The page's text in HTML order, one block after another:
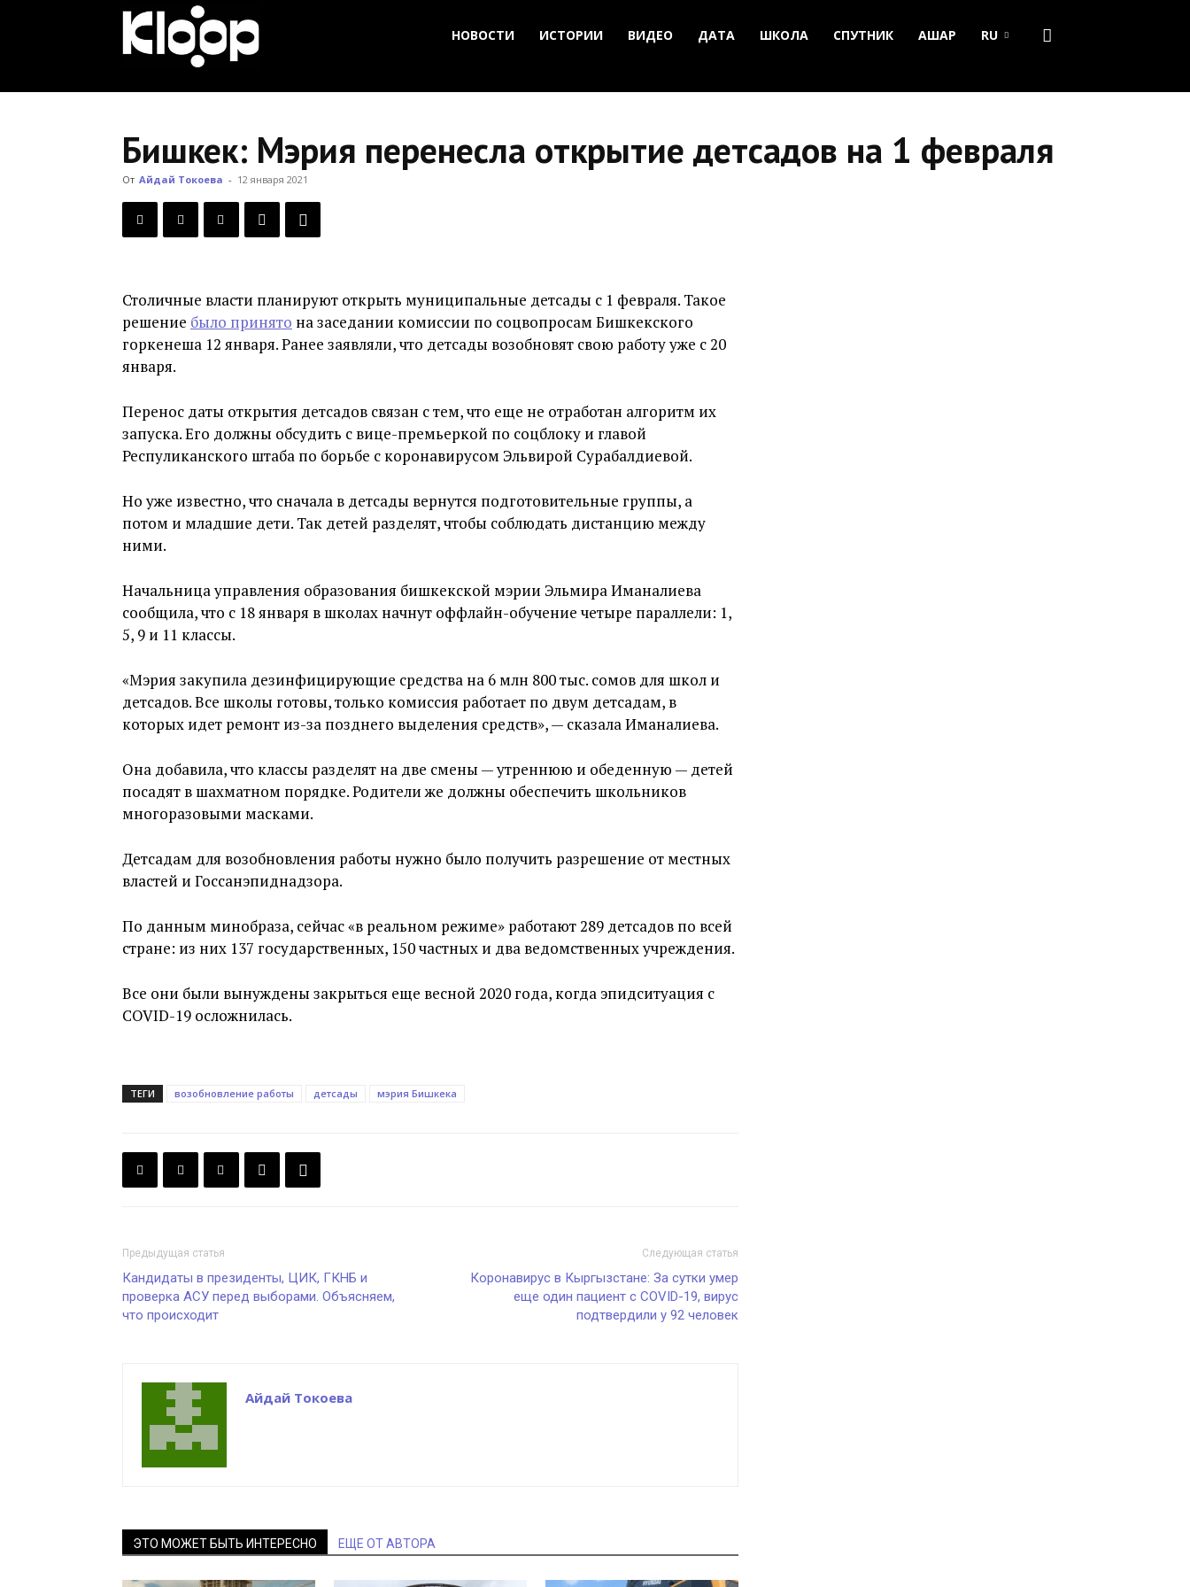
Новости
НОВОСТИ ИСТОРИИ ВИДЕО ДАТА ШКОЛА СПУТНИК АШАР RU
Бишкек: Мэрия перенесла открытие детсадов на 1 февраля
От Айдай Токоева - 12 января 2021
Столичные власти планируют открыть муниципальные детсады с 1 февраля. Такое
решение было принято на заседании комиссии по соцвопросам Бишкекского
горкенеша 12 января. Ранее заявляли, что детсады возобновят свою работу уже с 20
января.
Перенос даты открытия детсадов связан с тем, что еще не отработан алгоритм их
запуска. Его должны обсудить с вице-премьеркой по соцблоку и главой
Респуликанского штаба по борьбе с коронавирусом Эльвирой Сурабалдиевой.
Но уже известно, что сначала в детсады вернутся подготовительные группы, а
потом и младшие дети. Так детей разделят, чтобы соблюдать дистанцию между
ними.
Начальница управления образования бишкекской мэрии Эльмира Иманалиева
сообщила, что с 18 января в школах начнут оффлайн-обучение четыре параллели: 1,
5, 9 и 11 классы.
«Мэрия закупила дезинфицирующие средства на 6 млн 800 тыс. сомов для школ и
детсадов. Все школы готовы, только комиссия работает по двум детсадам, в
которых идет ремонт из-за позднего выделения средств», — сказала Иманалиева.
Она добавила, что классы разделят на две смены — утреннюю и обеденную — детей
посадят в шахматном порядке. Родители же должны обеспечить школьников
многоразовыми масками.
Детсадам для возобновления работы нужно было получить разрешение от местных
властей и Госсанэпиднадзора.
По данным минобраза, сейчас «в реальном режиме» работают 289 детсадов по всей
стране: из них 137 государственных, 150 частных и два ведомственных учреждения.
Все они были вынуждены закрыться еще весной 2020 года, когда эпидситуация с
COVID-19 осложнилась.
ТЕГИ возобновление работы детсады мэрия Бишкека
Предыдущая статья
Кандидаты в президенты, ЦИК, ГКНБ и
проверка АСУ перед выборами. Объясняем,
что происходит
Следующая статья
Коронавирус в Кыргызстане: За сутки умер
еще один пациент с COVID-19, вирус
подтвердили у 92 человек
Айдай Токоева
ЭТО МОЖЕТ БЫТЬ ИНТЕРЕСНО ЕЩЕ ОТ АВТОРА